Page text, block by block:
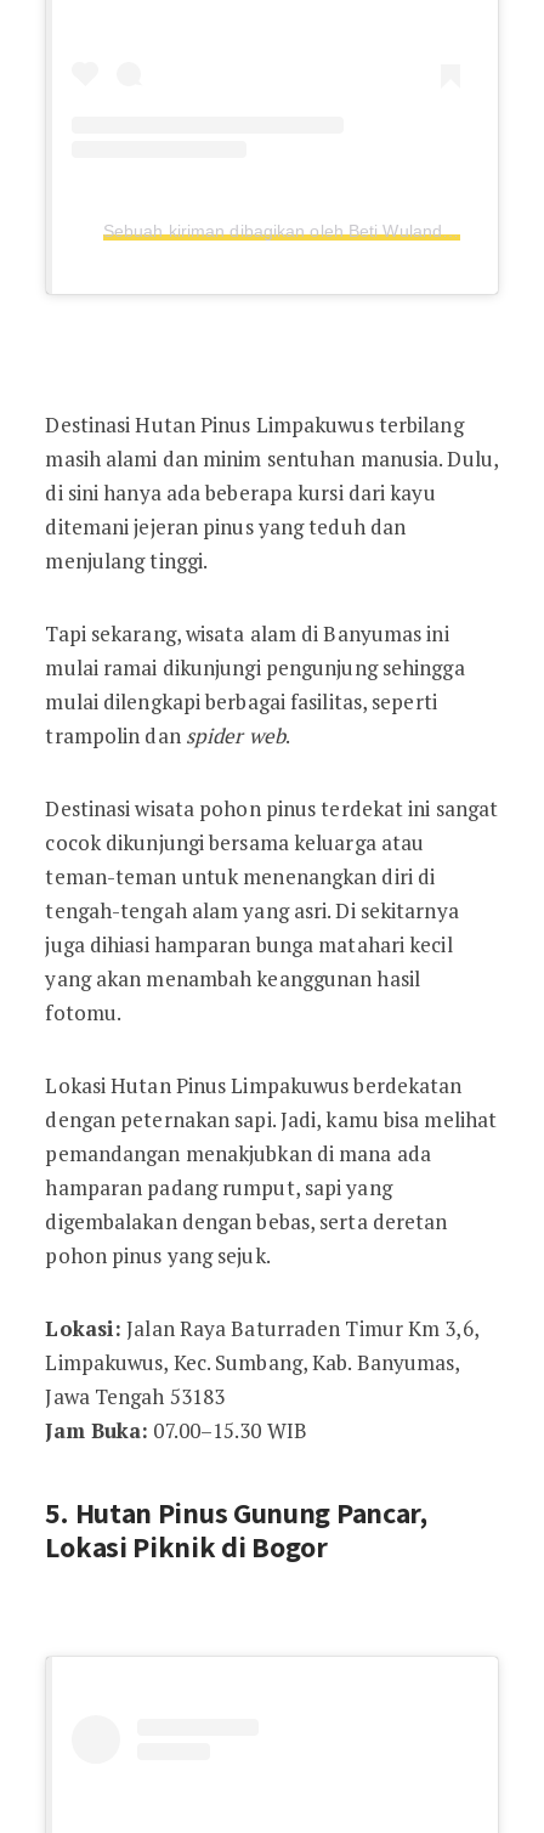
Sebuah kiriman dibagikan oleh Beti Wulandari (@betiwul_)
Destinasi Hutan Pinus Limpakuwus terbilang
masih alami dan minim sentuhan manusia. Dulu,
di sini hanya ada beberapa kursi dari kayu
ditemani jejeran pinus yang teduh dan
menjulang tinggi.
Tapi sekarang, wisata alam di Banyumas ini
mulai ramai dikunjungi pengunjung sehingga
mulai dilengkapi berbagai fasilitas, seperti
trampolin dan spider web.
Destinasi wisata pohon pinus terdekat ini sangat
cocok dikunjungi bersama keluarga atau
teman-teman untuk menenangkan diri di
tengah-tengah alam yang asri. Di sekitarnya
juga dihiasi hamparan bunga matahari kecil
yang akan menambah keanggunan hasil
fotomu.
Lokasi Hutan Pinus Limpakuwus berdekatan
dengan peternakan sapi. Jadi, kamu bisa melihat
pemandangan menakjubkan di mana ada
hamparan padang rumput, sapi yang
digembalakan dengan bebas, serta deretan
pohon pinus yang sejuk.
Lokasi: Jalan Raya Baturraden Timur Km 3,6,
Limpakuwus, Kec. Sumbang, Kab. Banyumas,
Jawa Tengah 53183
Jam Buka: 07.00–15.30 WIB
5. Hutan Pinus Gunung Pancar,
Lokasi Piknik di Bogor